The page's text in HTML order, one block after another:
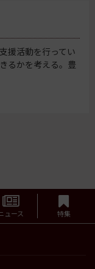
援活動を行ってい
るかを考える。豊
ュース 特集